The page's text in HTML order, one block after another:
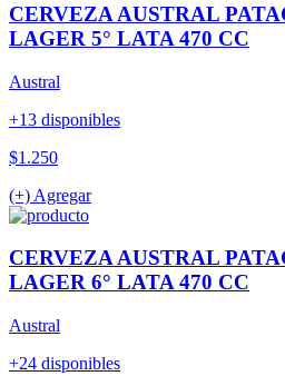
CERVEZA AUSTRAL
LAGER 5° LATA 470 CC
Austral
+13 disponibles
$1.250
(+) Agregar
CERVEZA AUSTRAL
LAGER 6° LATA 470 CC
Austral
+24 disponibles